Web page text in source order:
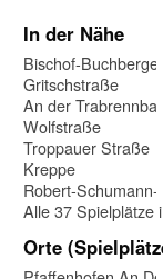
In der Nähe
Bischof-
Gritschstraße
An der
Wolfstraße
Troppauer Straße
Kreppe
Robert-
Alle 37 Spielplätze
Orte